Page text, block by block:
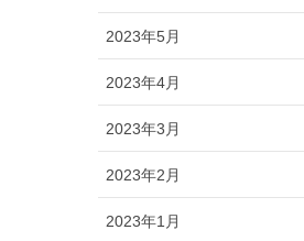
2023年5月
2023年4月
2023年3月
2023年2月
2023年1月